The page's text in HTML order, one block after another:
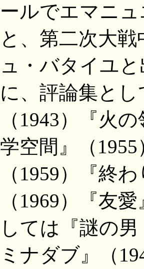
ールでエマニ
と、第二次大
ュ・バタイユ
に、評論集と
（1943）『火
学空間』（
（1959）『終
（1969）『友
しては『謎の
ミナダブ』（